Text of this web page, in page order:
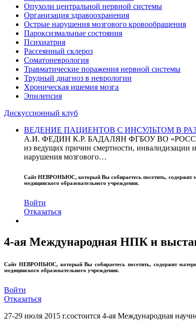
Опухоли центральной нервной системы
Организация здравоохранения
Острые нарушения мозгового кровообращения
Пароксизмальные состояния
Психиатрия
Рассеянный склероз
Соматоневрология
Травматические поражения нервной системы
Трудный диагноз в неврологии
Хроническая ишемия мозга
Эпилепсия
Дискуссионный клуб
ВЕДЕНИЕ ПАЦИЕНТОВ С ИНСУЛЬТОМ В
А.И. ФЕДИН К.Р. БАДАЛЯН ФГБОУ ВО
из ведущих причин смертности, инвалидизации
нарушения мозгового…
СайтНЕВРОНЬЮС, который Вы собираетесь посетить,
медицинского образовательного учреждения.
Войти
Отказаться
4-ая Международная НПК и
Сайт НЕВРОНЬЮС, который Вы собираетесь посетить, содержит
медицинского образовательного учреждения.
Войти
Отказаться
27-29 июля 2015 г.состоится 4-ая Международная